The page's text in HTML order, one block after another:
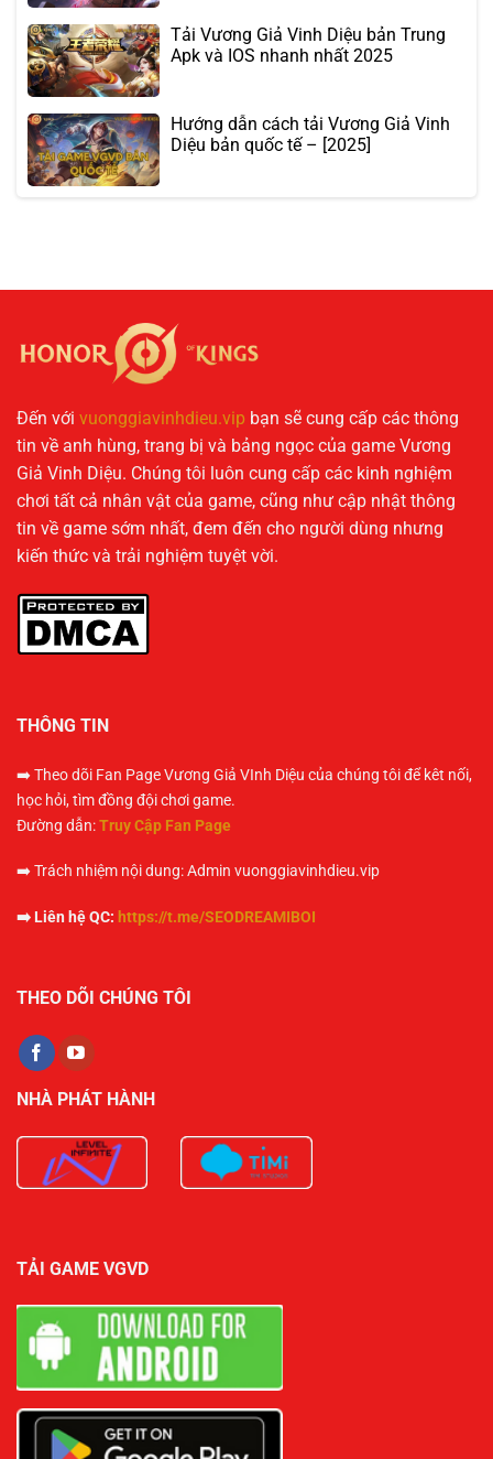
Tải Vương Giả Vinh Diệu bản Trung
Apk và IOS nhanh nhất 2025
Hướng dẫn cách tải Vương Giả Vinh
Diệu bản quốc tế – [2025]
Đến với vuonggiavinhdieu.vip bạn sẽ cung cấp các thông
tin về anh hùng, trang bị và bảng ngọc của game Vương
Giả Vinh Diệu. Chúng tôi luôn cung cấp các kinh nghiệm
chơi tất cả nhân vật của game, cũng như cập nhật thông
tin về game sớm nhất, đem đến cho người dùng nhưng
kiến thức và trải nghiệm tuyệt vời.
THÔNG TIN
➡️ Theo dõi Fan Page Vương Giả VInh Diệu của chúng tôi để kêt nối,
học hỏi, tìm đồng đội chơi game.
Đường dẫn:Truy Cập Fan Page
➡️ Trách nhiệm nội dung: Admin vuonggiavinhdieu.vip
➡️ Liên hệ QC: https://t.me/SEODREAMIBOI
THEO DÕI CHÚNG TÔI
NHÀ PHÁT HÀNH
TẢI GAME VGVD